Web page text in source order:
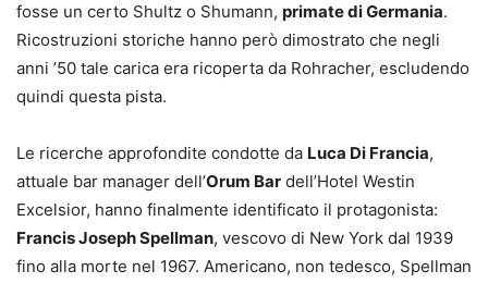
fosse un certo Shultz o Shumann, primate di Germania.
Ricostruzioni storiche hanno però dimostrato che negli
anni ’50 tale carica era ricoperta da Rohracher, escludendo
quindi questa pista.
Le ricerche approfondite condotte da Luca Di Francia,
attuale bar manager dell’Orum Bar dell’Hotel Westin
Excelsior, hanno finalmente identificato il protagonista:
Francis Joseph Spellman, vescovo di New York dal 1939
fino alla morte nel 1967. Americano, non tedesco, Spellman